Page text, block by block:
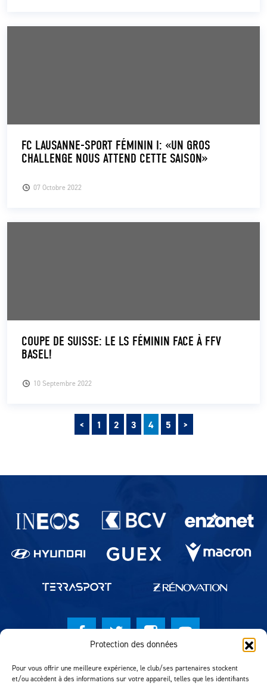
Protection des données
Pour vous offrir une meilleure expérience, le club/ses partenaires stockent
et/ou accèdent à des informations sur votre appareil, telles que les identifiants
07 Octobre 2022
FC LAUSANNE-SPORT FÉMININ I: «UN GROS
CHALLENGE NOUS ATTEND CETTE SAISON»
10 Septembre 2022
COUPE DE SUISSE: LE LS FÉMININ FACE À FFV
BASEL!
Pagination des publications
< Précédent
1 2 3 4 5 Suivant
>
Partenaires du lausanne-Sport
© Lausanne Sport Football Club 2026